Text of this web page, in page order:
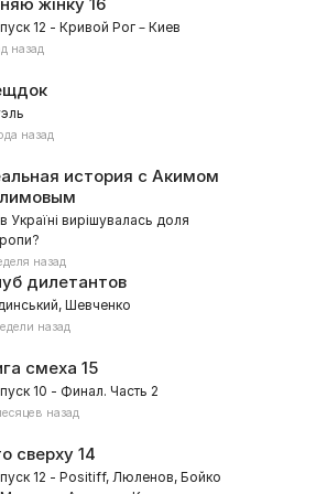
12 - Кривой Рог – Киев
назад
назад
история с Акимом
Україні вирішувалась доля
назад
дилетантов
Шевченко
назад
смеха 15
10 - Финал. Часть 2
назад
сверху14
12 - Positiff, Люленов, Бойко